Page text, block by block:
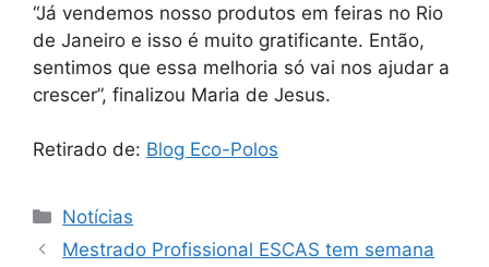
“Já vendemos nosso produtos em feiras no Rio
de Janeiro e isso é muito gratificante. Então,
sentimos que essa melhoria só vai nos ajudar a
crescer”, finalizou Maria de Jesus.
Retirado de: Blog Eco-Polos
Notícias
Mestrado Profissional ESCAS tem semana